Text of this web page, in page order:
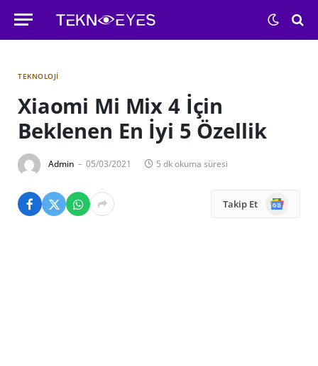
TEKNOLOJI
Xiaomi Mi Mix 4 İçin
Beklenen En İyi 5 Özellik
Admin 05/03/2021 5 dk okuma süresi
Takip Et
Google
News